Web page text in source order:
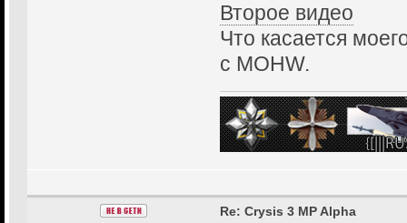
Второе видео
Что касается
с MOHW.
Re: Crysis 3 MP Alpha